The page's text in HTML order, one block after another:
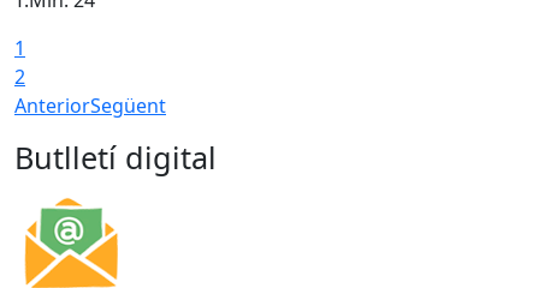
1
2
AnteriorSegüent
Butlletí digital